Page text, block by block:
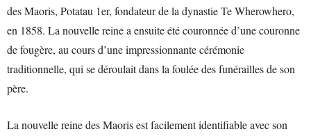
des Maoris, Potatau 1er, fondateur de la dynastie Te Wherowhero,
en 1858. La nouvelle reine a ensuite été couronnée d’une couronne
de fougère, au cours d’une impressionnante cérémonie
traditionnelle, qui se déroulait dans la foulée des funérailles de son
père.
La nouvelle reine des Maoris est facilement identifiable avec son